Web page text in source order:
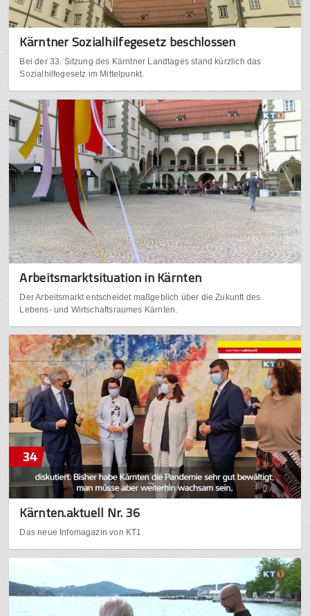
Kärntner Sozialhilfegesetz beschlossen
Bei der 33. Sitzung des Kärntner Landtages stand kürzlich das
Sozialhilfegesetz im Mittelpunkt.
Arbeitsmarktsituation in Kärnten
Der Arbeitsmarkt entscheidet maßgeblich über die Zukunft des
Lebens- und Wirtschaftsraumes Kärnten.
Kärnten.aktuell Nr. 36
Das neue Infomagazin von KT1.